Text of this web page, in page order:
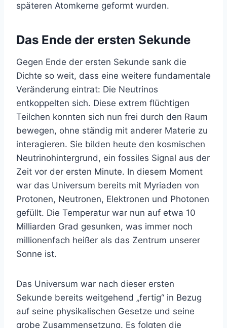
späteren Atomkerne geformt wurden.
Das Ende der ersten Sekunde
Gegen Ende der ersten Sekunde sank die
Dichte so weit, dass eine weitere fundamentale
Veränderung eintrat: Die Neutrinos
entkoppelten sich. Diese extrem flüchtigen
Teilchen konnten sich nun frei durch den Raum
bewegen, ohne ständig mit anderer Materie zu
interagieren. Sie bilden heute den kosmischen
Neutrinohintergrund, ein fossiles Signal aus der
Zeit vor der ersten Minute. In diesem Moment
war das Universum bereits mit Myriaden von
Protonen, Neutronen, Elektronen und Photonen
gefüllt. Die Temperatur war nun auf etwa 10
Milliarden Grad gesunken, was immer noch
millionenfach heißer als das Zentrum unserer
Sonne ist.
Das Universum war nach dieser ersten
Sekunde bereits weitgehend „fertig“ in Bezug
auf seine physikalischen Gesetze und seine
grobe Zusammensetzung. Es folgten die